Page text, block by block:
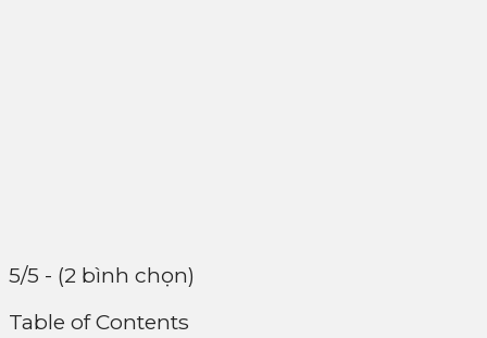
5/5 - (2 bình chọn)
Table of Contents